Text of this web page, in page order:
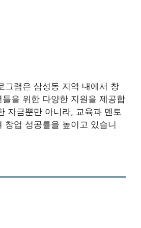
그램은 삼성동 지역 내에서 창
을 위한 다양한 지원을 제공합
자금뿐만 아니라, 교육과 멘토
창업 성공률을 높이고 있습니